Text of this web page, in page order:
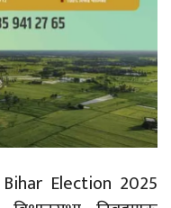
Bihar Election 2025